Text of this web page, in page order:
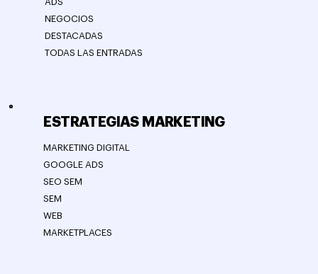
ESTRATEGIAS MARKETING
MARKETING DIGITAL
GOOGLE ADS
SEO SEM
SEM
WEB
MARKETPLACES
NEGOCIOS
DESTACADAS
TODAS LAS ENTRADAS